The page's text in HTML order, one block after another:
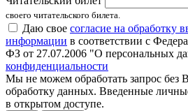
своего читательского билета.
Даю свое согласие на обработку
информации в соответствии с
ФЗ от 27.07.2006 "О персональных
конфиденциальности
Мы не можем обработать запрос без
обработку данных. Введенные
в открытом доступе.